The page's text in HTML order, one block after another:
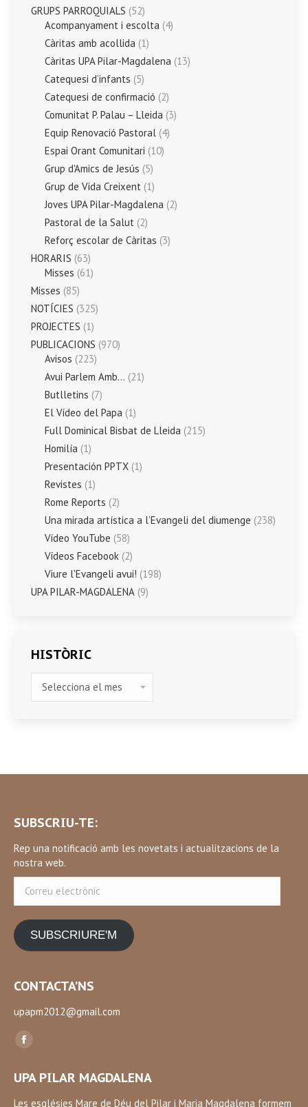
GRUPS PARROQUIALS (52)
Acompanyament i escolta (4)
Càritas amb acollida (1)
Càritas UPA Pilar-Magdalena (13)
Catequesi d’infants (5)
Catequesi de confirmació (2)
Comunitat P. Palau – Lleida (3)
Equip Renovació Pastoral (4)
Espai Orant Comunitari (10)
Grup d'Amics de Jesús (5)
Grup de Vida Creixent (1)
Joves UPA Pilar-Magdalena (2)
Pastoral de la Salut (2)
Reforç escolar de Càritas (3)
HORARIS (63)
Misses (61)
Misses (85)
NOTÍCIES (325)
PROJECTES (1)
PUBLICACIONS (970)
Avisos (223)
Avui Parlem Amb… (21)
Butlletins (7)
El Vídeo del Papa (1)
Full Dominical Bisbat de Lleida (215)
Homilía (1)
Presentación PPTX (1)
Revistes (1)
Rome Reports (2)
Una mirada artística a l’Evangeli del diumenge (238)
Vídeo YouTube (58)
Vídeos Facebook (2)
Viure l'Evangeli avui! (198)
UPA PILAR-MAGDALENA (9)
HISTÒRIC
SUBSCRIU-TE:
Rep una notificació amb les novetats i actualitzacions de la
nostra web.
electrònic
SUBSCRIURE'M
CONTACTA’NS
upapm2012@gmail.com
Find us on:
Facebook
opens
in
UPA PILAR MAGDALENA
Les esglésies Mare de Déu del Pilar i Maria Magdalena formem